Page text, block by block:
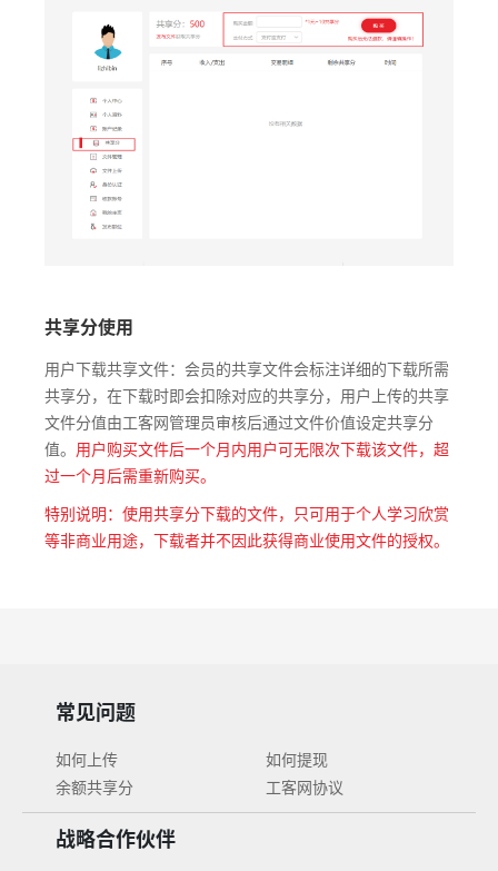
共享分使用
用户下载共享文件：会员的共享文件会标注详细的下载所需
共享分，在下载时即会扣除对应的共享分，用户上传的共享
文件分值由工客网管理员审核后通过文件价值设定共享分
值。 用户购买文件后一个月内用户可无限次下载该文件，超
过一个月后需重新购买。
特别说明：使用共享分下载的文件，只可用于个人学习欣赏
等非商业用途，下载者并不因此获得商业使用文件的授权。
常见问题
如何上传
如何提现
余额共享分
工客网协议
战略合作伙伴